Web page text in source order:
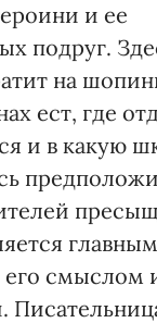
и ее
подруг.
на
ест, где
и в какую
его смыслом